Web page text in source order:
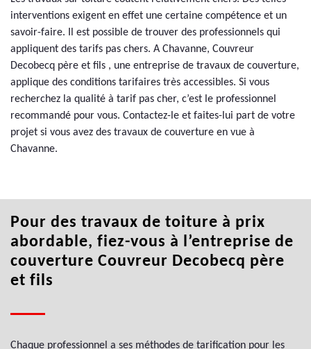
interventions exigent en effet une certaine compétence et un
savoir-faire. Il est possible de trouver des professionnels qui
appliquent des tarifs pas chers. A Chavanne, Couvreur
Decobecq père et fils , une entreprise de travaux de couverture,
applique des conditions tarifaires très accessibles. Si vous
recherchez la qualité à tarif pas cher, c’est le professionnel
recommandé pour vous. Contactez-le et faites-lui part de votre
projet si vous avez des travaux de couverture en vue à
Chavanne.
Pour des travaux de toiture à prix
abordable, fiez-vous à l’entreprise de
couverture Couvreur Decobecq père
et fils
Chaque professionnel a ses méthodes de tarification pour les